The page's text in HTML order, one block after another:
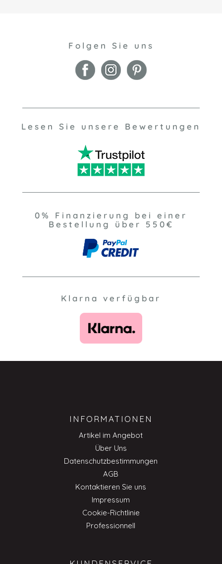
Folgen Sie uns
Lesen Sie unsere Bewertungen
0% Finanzierung bei einer
Bestellung über 550€
Klarna verfügbar
INFORMATIONEN
Artikel im Angebot
Über Uns
Datenschutzbestimmungen
AGB
Kontaktieren Sie uns
Impressum
Cookie-Richtlinie
Professionnell